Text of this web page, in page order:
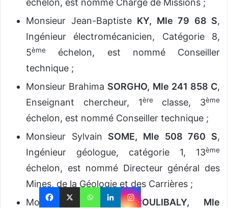
échelon, est nommé Chargé de Missions ;
Monsieur Jean-Baptiste KY, Mle 79 68 S,
Ingénieur électromécanicien, Catégorie 8,
5ème
échelon, est nommé Conseiller
technique ;
Monsieur Brahima SORGHO, Mle 241 858 C,
Enseignant chercheur, 1ère classe, 3ème
échelon, est nommé Conseiller technique ;
Monsieur Sylvain SOME, Mle 508 760 S,
Ingénieur géologue, catégorie 1, 13ème
échelon, est nommé Directeur général des
Mines, de la Géologie et des Carrières ;
Monsieur OusmaneCOULIBALY, Mle